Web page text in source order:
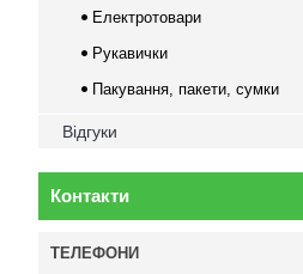
Електротовари
Рукавички
Пакування, пакети, сумки
Відгуки
Контакти